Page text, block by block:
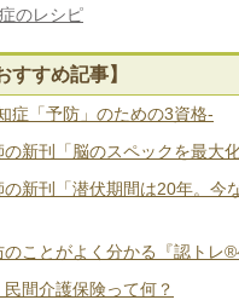
のレシピ
すすめ記事】
症「予防」のための3資格-
新刊「脳のスペックを最大
新刊「潜伏期間は20年。今
ことがよく分かる『認トレ®️
間介護保険って何？